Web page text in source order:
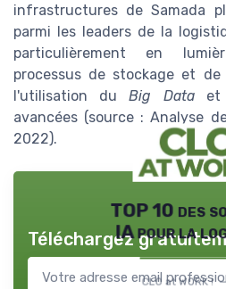
infrastructures de Samada
parmi les leaders de la
particulièrement en
processus de stockage et
l'utilisation duBig Dataet
avancées (source : Analyse
2022).
TOP 10 des
IA pour la
CLO at WORK !
Téléchargez